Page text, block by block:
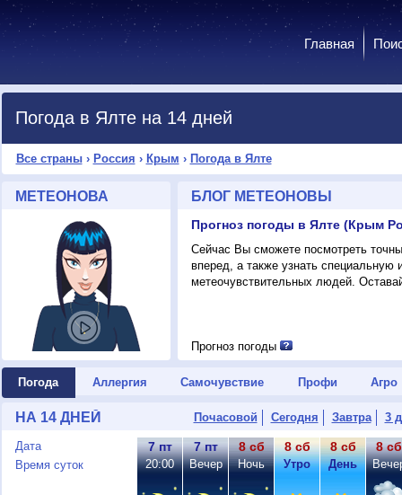
Главная
Погода в Ялте на 14 дней
Все страны› Россия › Крым › Погода в Ялте
МЕТЕОНОВА БЛОГ МЕТЕОНОВЫ
Прогноз погоды в Ялте (Крым
Сейчас Вы сможете посмотреть
вперед, а также узнать
метеочувствительных людей.
Прогноз погоды
Погода Аллергия Самочувствие Профи Агро
НА 14 ДНЕЙ Почасовой Сегодня Завтра 3
Дата
Время суток
7 пт
20:00
7 пт
Вечер
8 сб
Ночь
8 сб
Утро
8 сб
День
8 сб